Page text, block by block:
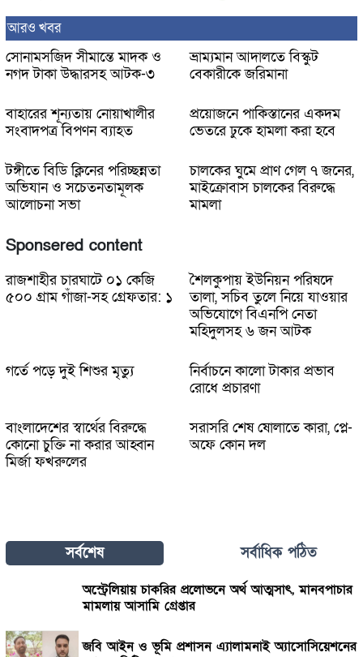
আরও খবর
সোনামসজিদ সীমান্তে মাদক ও
নগদ টাকা উদ্ধারসহ আটক-৩
ভ্রাম্যমান আদালতে বিস্কুট
বেকারীকে জরিমানা
বাহারের শূন্যতায় নোয়াখালীর
সংবাদপত্র বিপণন ব্যাহত
প্রয়োজনে পাকিস্তানের একদম
ভেতরে ঢুকে হামলা করা হবে
টঙ্গীতে বিডি ক্লিনের পরিচ্ছন্নতা
অভিযান ও সচেতনতামূলক
আলোচনা সভা
চালকের ঘুমে প্রাণ গেল ৭ জনের,
মাইক্রোবাস চালকের বিরুদ্ধে
মামলা
Sponsered content
রাজশাহীর চারঘাটে ০১ কেজি
৫০০ গ্রাম গাঁজা-সহ গ্রেফতার: ১
শৈলকুপায় ইউনিয়ন পরিষদে
তালা, সচিব তুলে নিয়ে যাওয়ার
অভিযোগে বিএনপি নেতা
মহিদুলসহ ৬ জন আটক
গর্তে পড়ে দুই শিশুর মৃত্যু
নির্বাচনে কালো টাকার প্রভাব
রোধে প্রচারণা
বাংলাদেশের স্বার্থের বিরুদ্ধে
কোনো চুক্তি না করার আহ্বান
মির্জা ফখরুলের
সরাসরি শেষ ষোলাতে কারা, প্লে-
অফে কোন দল
সর্বশেষ সর্বাধিক পঠিত
অস্ট্রেলিয়ায় চাকরির প্রলোভনে অর্থ আত্মসাৎ, মানবপাচার
মামলায় আসামি গ্রেপ্তার
জবি আইন ও ভূমি প্রশাসন এ্যালামনাই অ্যাসোসিয়েশনের